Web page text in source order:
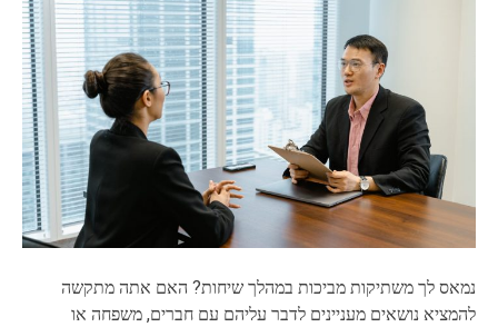
נמאס לך משתיקות מביכות במהלך שיחות? האם אתה מתקשה
להמציא נושאים מעניינים לדבר עליהם עם חברים, משפחה או